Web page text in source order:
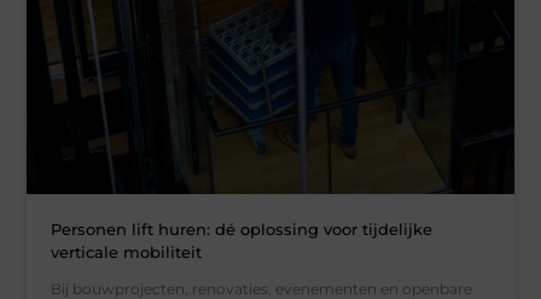
Personen lift huren: dé oplossing voor tijdelijke
verticale mobiliteit
Bij bouwprojecten, renovaties, evenementen en openbare